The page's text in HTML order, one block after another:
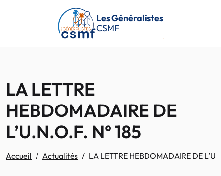
Passer au contenu principal
Les Généralistes
CSMF
LA LETTRE
HEBDOMADAIRE DE
L’U.N.O.F. N° 185
Accueil Actualités LA LETTRE HEBDOMADAIRE DE